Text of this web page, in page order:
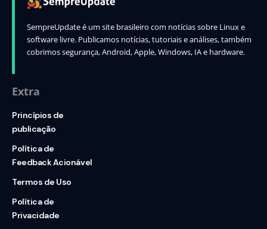
SempreUpdate é um site brasileiro com notícias sobre Linux e
software livre. Publicamos notícias, tutoriais e análises, também
cobrimos segurança, Android, Apple, Windows, IA e hardware.
Extra
Princípios de
publicação
Política de
Feedback Acionável
Termos de Uso
Política de
Privacidade